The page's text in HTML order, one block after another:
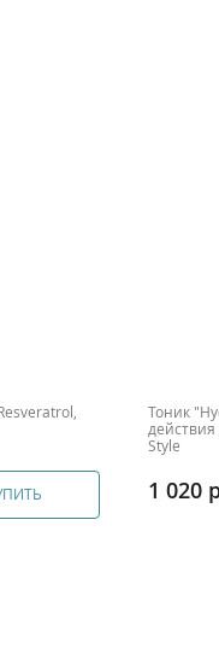
Тоник
Style
1 020